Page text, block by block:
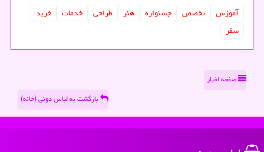
آموزش تخصص جشنواره هنر طراحی خدمات
خرید
سفر
صفحه اخبار
بازگشت به لباس دونی (خانه)